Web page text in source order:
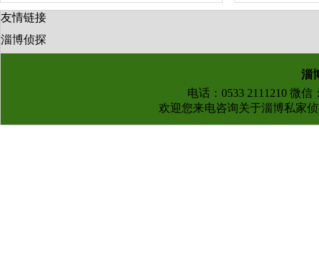
友情链接
淄博侦探
淄
电话：0533 2111210 微
欢迎您来电咨询关于淄博私家